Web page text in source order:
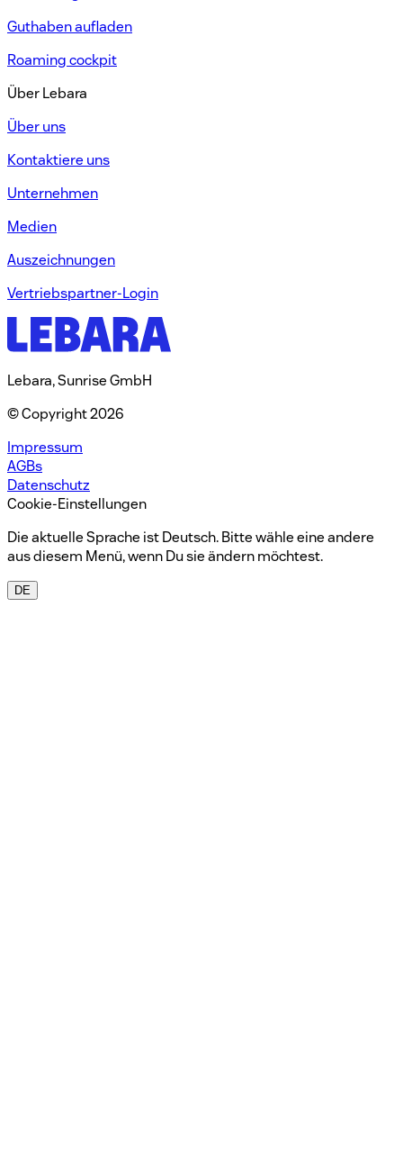
Guthaben aufladen​
Roaming cockpit
Über Lebara​
Über uns​
Kontaktiere uns​
Unternehmen​
Medien
Auszeichnungen​​
Vertriebspartner-Login​
Lebara, Sunrise GmbH
© Copyright 2026
Impressum
AGBs
Datenschutz
Cookie-Einstellungen
Die aktuelle Sprache ist Deutsch. Bitte wähle eine andere
aus diesem Menü, wenn Du sie ändern möchtest.
DE